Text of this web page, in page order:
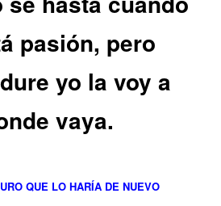
pasión, pero
yo la voy a
vaya.
QUE LO HARÍA DE NUEVO